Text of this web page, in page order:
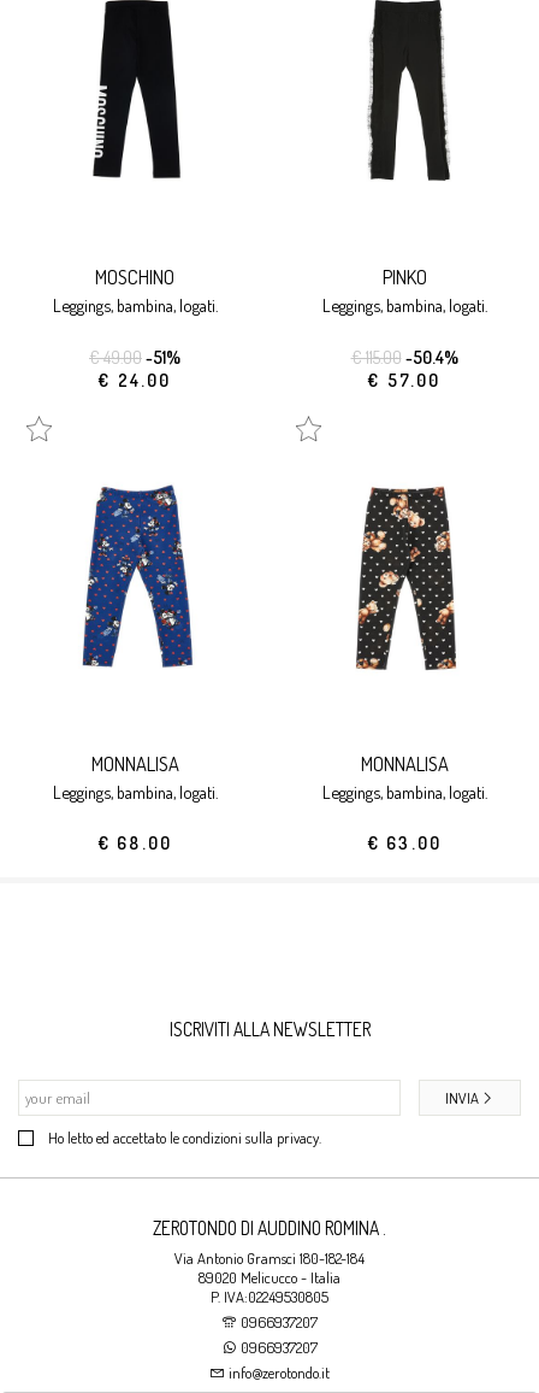
MOSCHINO
leggings, bambina, logati.
€ 49.00-51%
€ 24.00
PINKO
leggings, bambina, logati.
€ 115.00-50.4%
€ 57.00
MONNALISA
leggings, bambina, logati.
€ 68.00
MONNALISA
leggings, bambina, logati.
€ 63.00
ISCRIVITI ALLA NEWSLETTER
Ho letto ed accettato le condizioni sulla privacy.
INVIA
ZEROTONDO DI AUDDINO ROMINA .
Via Antonio Gramsci 180-182-184
89020 Melicucco - Italia
P. IVA:02249530805
0966937207
0966937207
info@zerotondo.it